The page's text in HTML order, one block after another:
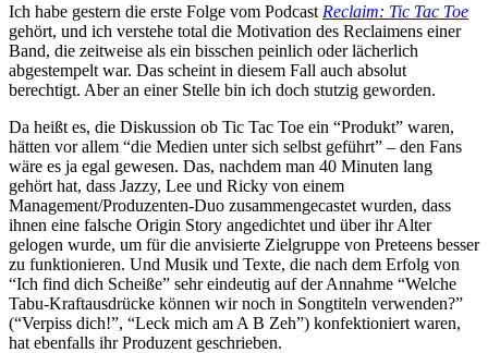
Ich habe gestern die erste Folge vom Podcast Reclaim: Tic Tac Toe
gehört, und ich verstehe total die Motivation des Reclaimens einer
Band, die zeitweise als ein bisschen peinlich oder lächerlich
abgestempelt war. Das scheint in diesem Fall auch absolut
berechtigt. Aber an einer Stelle bin ich doch stutzig geworden.
Da heißt es, die Diskussion ob Tic Tac Toe ein “Produkt” waren,
hätten vor allem “die Medien unter sich selbst geführt” – den Fans
wäre es ja egal gewesen. Das, nachdem man 40 Minuten lang
gehört hat, dass Jazzy, Lee und Ricky von einem
Management/Produzenten-Duo zusammengecastet wurden, dass
ihnen eine falsche Origin Story angedichtet und über ihr Alter
gelogen wurde, um für die anvisierte Zielgruppe von Preteens besser
zu funktionieren. Und Musik und Texte, die nach dem Erfolg von
“Ich find dich Scheiße” sehr eindeutig auf der Annahme “Welche
Tabu-Kraftausdrücke können wir noch in Songtiteln verwenden?”
(“Verpiss dich!”, “Leck mich am A B Zeh”) konfektioniert waren,
hat ebenfalls ihr Produzent geschrieben.